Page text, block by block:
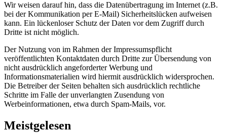
Wir weisen darauf hin, dass die Datenübertragung im Internet (z.B.
bei der Kommunikation per E-Mail) Sicherheitslücken aufweisen
kann. Ein lückenloser Schutz der Daten vor dem Zugriff durch
Dritte ist nicht möglich.
Der Nutzung von im Rahmen der Impressumspflicht
veröffentlichten Kontaktdaten durch Dritte zur Übersendung von
nicht ausdrücklich angeforderter Werbung und
Informationsmaterialien wird hiermit ausdrücklich widersprochen.
Die Betreiber der Seiten behalten sich ausdrücklich rechtliche
Schritte im Falle der unverlangten Zusendung von
Werbeinformationen, etwa durch Spam-Mails, vor.
Meistgelesen